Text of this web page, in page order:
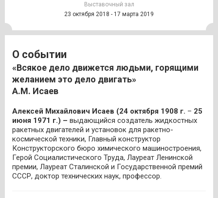
Выставочный зал
23 октября 2018 - 17 марта 2019
О событии
Всякое дело движется людьми, горящими
желанием это дело двигать
А.М. Исаев
Алексей Михайлович Исаев (24 октября 1908 г. – ­ 25
июня 1971 г.) – выдающийся создатель жидкостных
ракетных двигателей и установок для ракетно-
космической техники, Главный конструктор
Конструкторского бюро химического машиностроения,
Герой Социалистического Труда, Лауреат Ленинской
премии, Лауреат Сталинской и Государственной премий
СССР, доктор технических наук, профессор.